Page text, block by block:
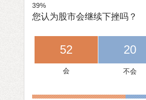
39%
您认为股市会继续下挫吗？
52
会
20
不会